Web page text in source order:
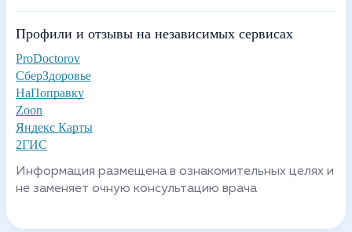
Профили и отзывы на независимых сервисах
ProDoctorov
СберЗдоровье
НаПоправку
Zoon
Яндекс Карты
2ГИС
Информация размещена в ознакомительных целях и
не заменяет очную консультацию врача